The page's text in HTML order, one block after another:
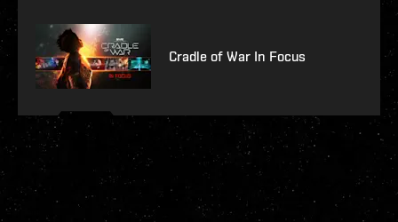
Cradle of War In Focus